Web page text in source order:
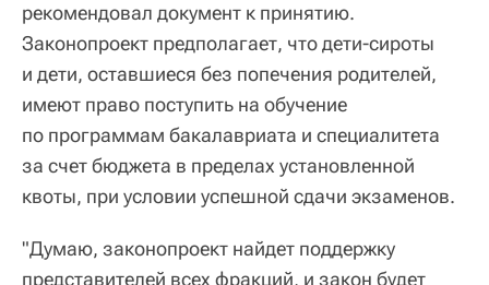
рекомендовал документ к принятию.
Законопроект предполагает, что дети-сироты
и дети, оставшиеся без попечения родителей,
имеют право поступить на обучение
по программам бакалавриата и специалитета
за счет бюджета в пределах установленной
квоты, при условии успешной сдачи экзаменов.
"Думаю, законопроект найдет поддержку
представителей всех фракций, и закон будет